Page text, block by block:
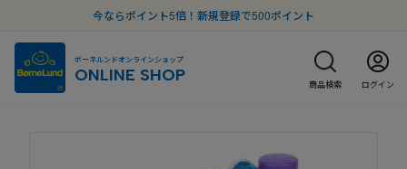
今ならポイント5倍！新規登録で500ポイント
ボーネルンドオンラインショップ
ONLINE SHOP 商品検索 ログイン